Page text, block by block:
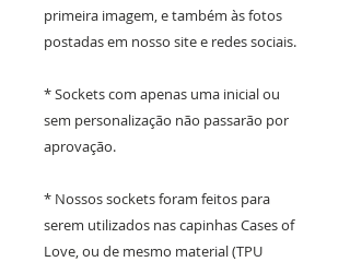
primeira imagem, e também às fotos
postadas em nosso site e redes sociais.
* Sockets com apenas uma inicial ou
sem personalização não passarão por
aprovação.
* Nossos sockets foram feitos para
serem utilizados nas capinhas Cases of
Love, ou de mesmo material (TPU